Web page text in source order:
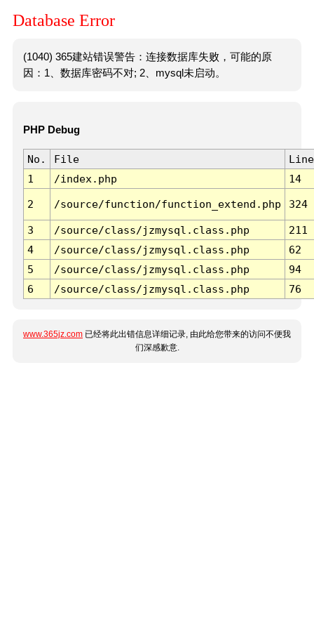
Database Error
(1040) 365建站错误警告：连接数据库失败，可能的原
因：1、数据库密码不对; 2、mysql未启动。
PHP Debug
No. File
Line
1
/index.php 14
2 /source/function/function_extend.php 324
3 /source/class/jzmysql.class.php
211
4
/source/class/jzmysql.class.php
62
5
/source/class/jzmysql.class.php
94
6
/source/class/jzmysql.class.php 76
www.365jz.com 已经将此出错信息详细记录, 由此给您带来的访问不便我
们深感歉意.